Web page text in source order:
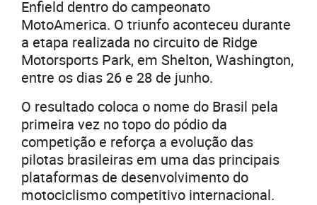
Enfield dentro do campeonato
MotoAmerica. O triunfo aconteceu durante
a etapa realizada no circuito de Ridge
Motorsports Park, em Shelton, Washington,
entre os dias 26 e 28 de junho.
O resultado coloca o nome do Brasil pela
primeira vez no topo do pódio da
competição e reforça a evolução das
pilotas brasileiras em uma das principais
plataformas de desenvolvimento do
motociclismo competitivo internacional.